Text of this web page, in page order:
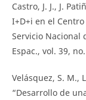
Castro, J. J., J.
I+D+i en el
Servicio Nacional
Espac., vol. 39,
Velásquez, S. M.,
“Desarrollo de